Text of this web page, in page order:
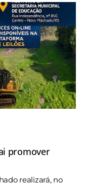
promover
realizará, no